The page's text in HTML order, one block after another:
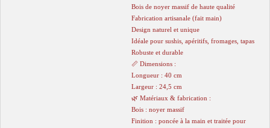
Bois de noyer massif de haute qualité
Fabrication artisanale (fait main)
Design naturel et unique
Idéale pour sushis, apéritifs, fromages, tapas
Robuste et durable
📏 Dimensions :
Longueur : 40 cm
Largeur : 24,5 cm
🌿 Matériaux & fabrication :
Bois : noyer massif
Finition : poncée à la main et traitée pour